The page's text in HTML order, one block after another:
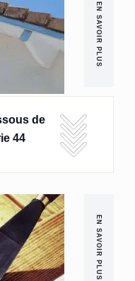
EN SAVOIR PLUS
de
44
EN SAVOIR PLUS